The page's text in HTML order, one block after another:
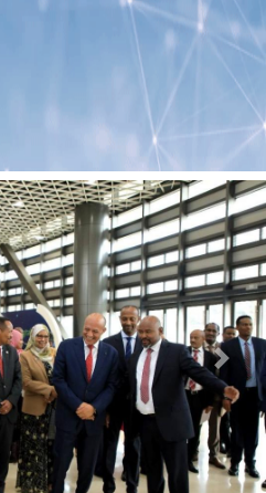
Next